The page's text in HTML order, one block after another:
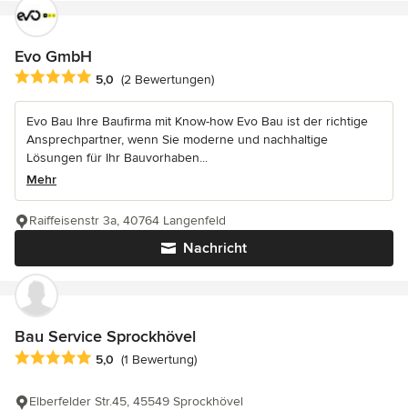
Evo GmbH
Durchschnittliche Bewertung: 5 von 5 Sternen
5,0 (2 Bewertungen)
Evo Bau Ihre Baufirma mit Know-how Evo Bau ist der richtige
Ansprechpartner, wenn Sie moderne und nachhaltige
Lösungen für Ihr Bauvorhaben...
Mehr
Nachricht
Raiffeisenstr 3a, 40764 Langenfeld
Bau Service Sprockhövel
Durchschnittliche Bewertung: 5 von 5 Sternen
5,0 (1 Bewertung)
Elberfelder Str.45, 45549 Sprockhövel